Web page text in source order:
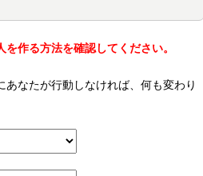
作る方法を確認してください。
なたが行動しなければ、何も変わり